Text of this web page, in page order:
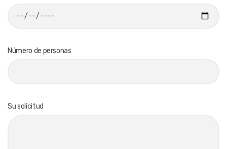
Número de personas
Su solicitud